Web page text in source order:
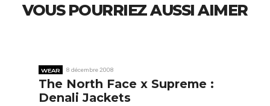
VOUS POURRIEZ AUSSI AIMER
WEAR 8 décembre 2008
The North Face x Supreme :
Denali Jackets